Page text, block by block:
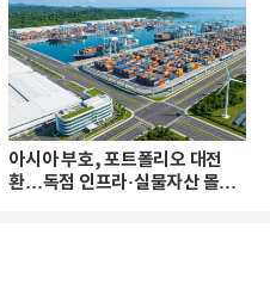
아시아 부호, 포트폴리오 대전
환…독점 인프라·실물자산 몰린